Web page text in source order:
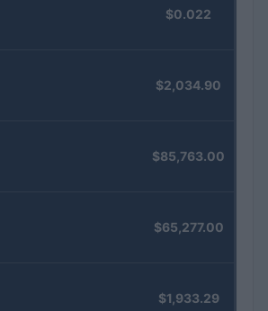
$0.022
$2,034.90
$85,763.00
$65,277.00
$1,933.29